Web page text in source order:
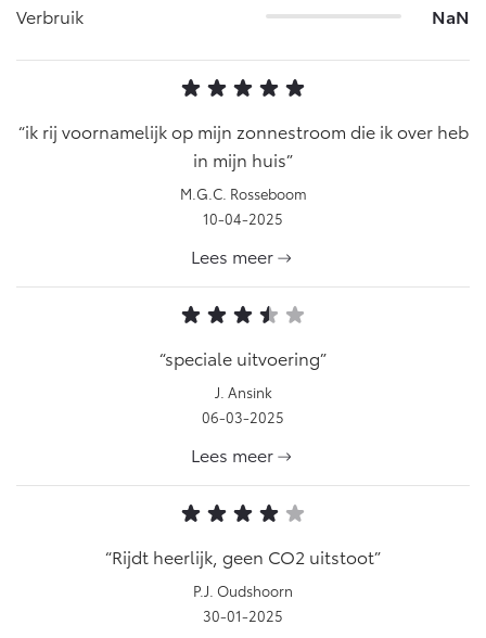
Verbruik
NaN
ik rij voornamelijk op mijn zonnestroom die ik over heb
in mijn huis
M.G.C. Rosseboom
10-04-2025
Lees meer
speciale uitvoering
J. Ansink
06-03-2025
Lees meer
Rijdt heerlijk, geen CO2 uitstoot
P.J. Oudshoorn
30-01-2025